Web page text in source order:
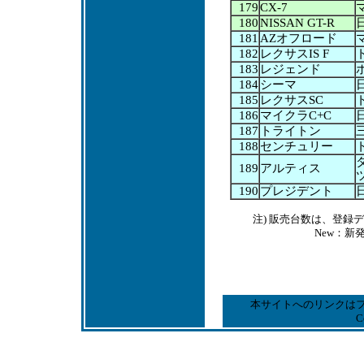
179CX-7
180NISSAN GT-R
181 AZオフロード
182 レクサスIS F
183 レジェンド
184 シーマ
185 レクサスSC
186 マイクラC+C
187 トライトン
188 センチュリー
189 アルティス
190 プレジデント
注) 販売台数は、登録
New：新
本サイトへのリンクは